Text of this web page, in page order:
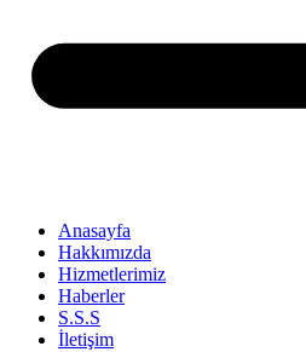
Anasayfa
Hakkımızda
Hizmetlerimiz
Haberler
S.S.S
İletişim